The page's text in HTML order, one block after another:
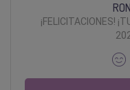
¡FELICITACIONES!